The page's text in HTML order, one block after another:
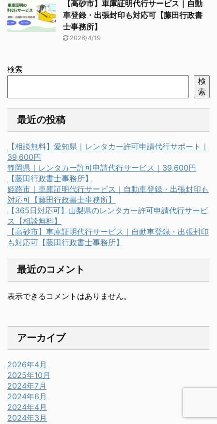
【高砂市】車庫証明代行サービス｜自動
車登録・出張封印も対応可【藤田行政書
士事務所】
2026/4/19
検索
検
索
最近の投稿
【相談無料】愛知県｜レンタカー許可申請代行サポート｜
39,600円
静岡県｜レンタカー許可申請代行サービス｜39,600円
【藤田行政書士事務所】
姫路市｜車庫証明代行サービス｜自動車登録・出張封印も
対応可【藤田行政書士事務所】
【365日対応可】山梨県のレンタカー許可申請代行サービ
ス【相談無料】
【高砂市】車庫証明代行サービス｜自動車登録・出張封印
も対応可【藤田行政書士事務所】
最近のコメント
表示できるコメントはありません。
アーカイブ
2026年4月
2025年10月
2024年7月
2024年6月
2024年4月
2024年3月